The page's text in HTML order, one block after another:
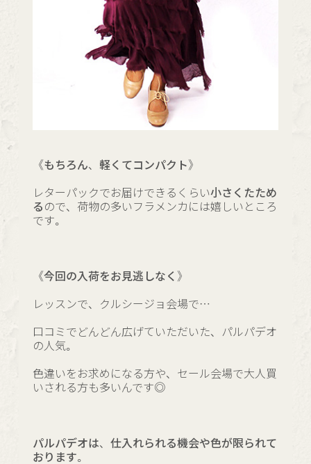
《もちろん、軽くてコンパクト》
レターパックでお届けできるくらい小さくたため
る ので、荷物の多いフラメンカには嬉しいところ
です。
《今回の入荷をお見逃しなく》
レッスンで、クルシージョ会場で…
口コミでどんどん広げていただいた、パルパデオ
の人気。
色違いをお求めになる方や、セール会場で大人買
いされる方も多いんです◎
パルパデオは、仕入れられる機会や色が限られて
おります。